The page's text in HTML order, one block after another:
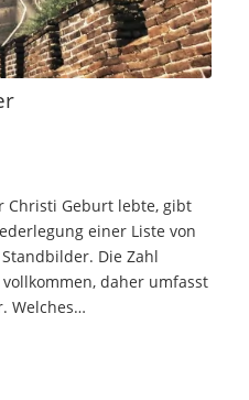
Christi Geburt lebte, gibt
einer Liste von
Die Zahl
daher umfasst
Welches…